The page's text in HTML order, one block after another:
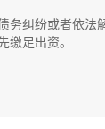
务纠纷或者依法
缴足出资。